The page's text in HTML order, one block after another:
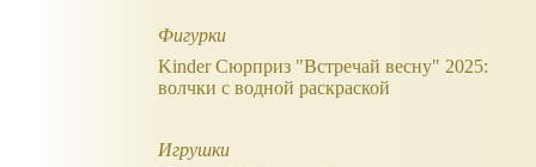
Фигурки
Kinder Сюрприз "Встречай весну" 2025:
волчки с водной раскраской
Игрушки